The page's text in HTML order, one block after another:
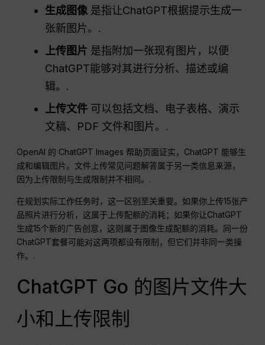
生成图像 是指让ChatGPT根据提示生成一
张新图片。.
上传图片 是指附加一张现有图片，以便
ChatGPT能够对其进行分析、描述或编
辑。.
上传文件 可以包括文档、电子表格、演示
文稿、PDF 文件和图片。.
OpenAI 的 ChatGPT Images 帮助页面证实，ChatGPT 能够生
成和编辑图片。文件上传常见问题解答属于另一类信息来源，
因为上传限制与生成限制并不相同。.
在规划实际工作任务时，这一区别至关重要。如果你上传15张产
品照片进行分析，这属于上传配额的消耗；如果你让ChatGPT
生成15个新的广告创意，这则属于图像生成配额的消耗。同一份
ChatGPT套餐可能对这两项都设有限制，但它们并非同一类操
作。.
ChatGPT Go 的图片文件大
小和上传限制